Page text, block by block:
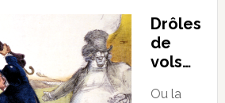
Drôles
de
vols…
Ou la